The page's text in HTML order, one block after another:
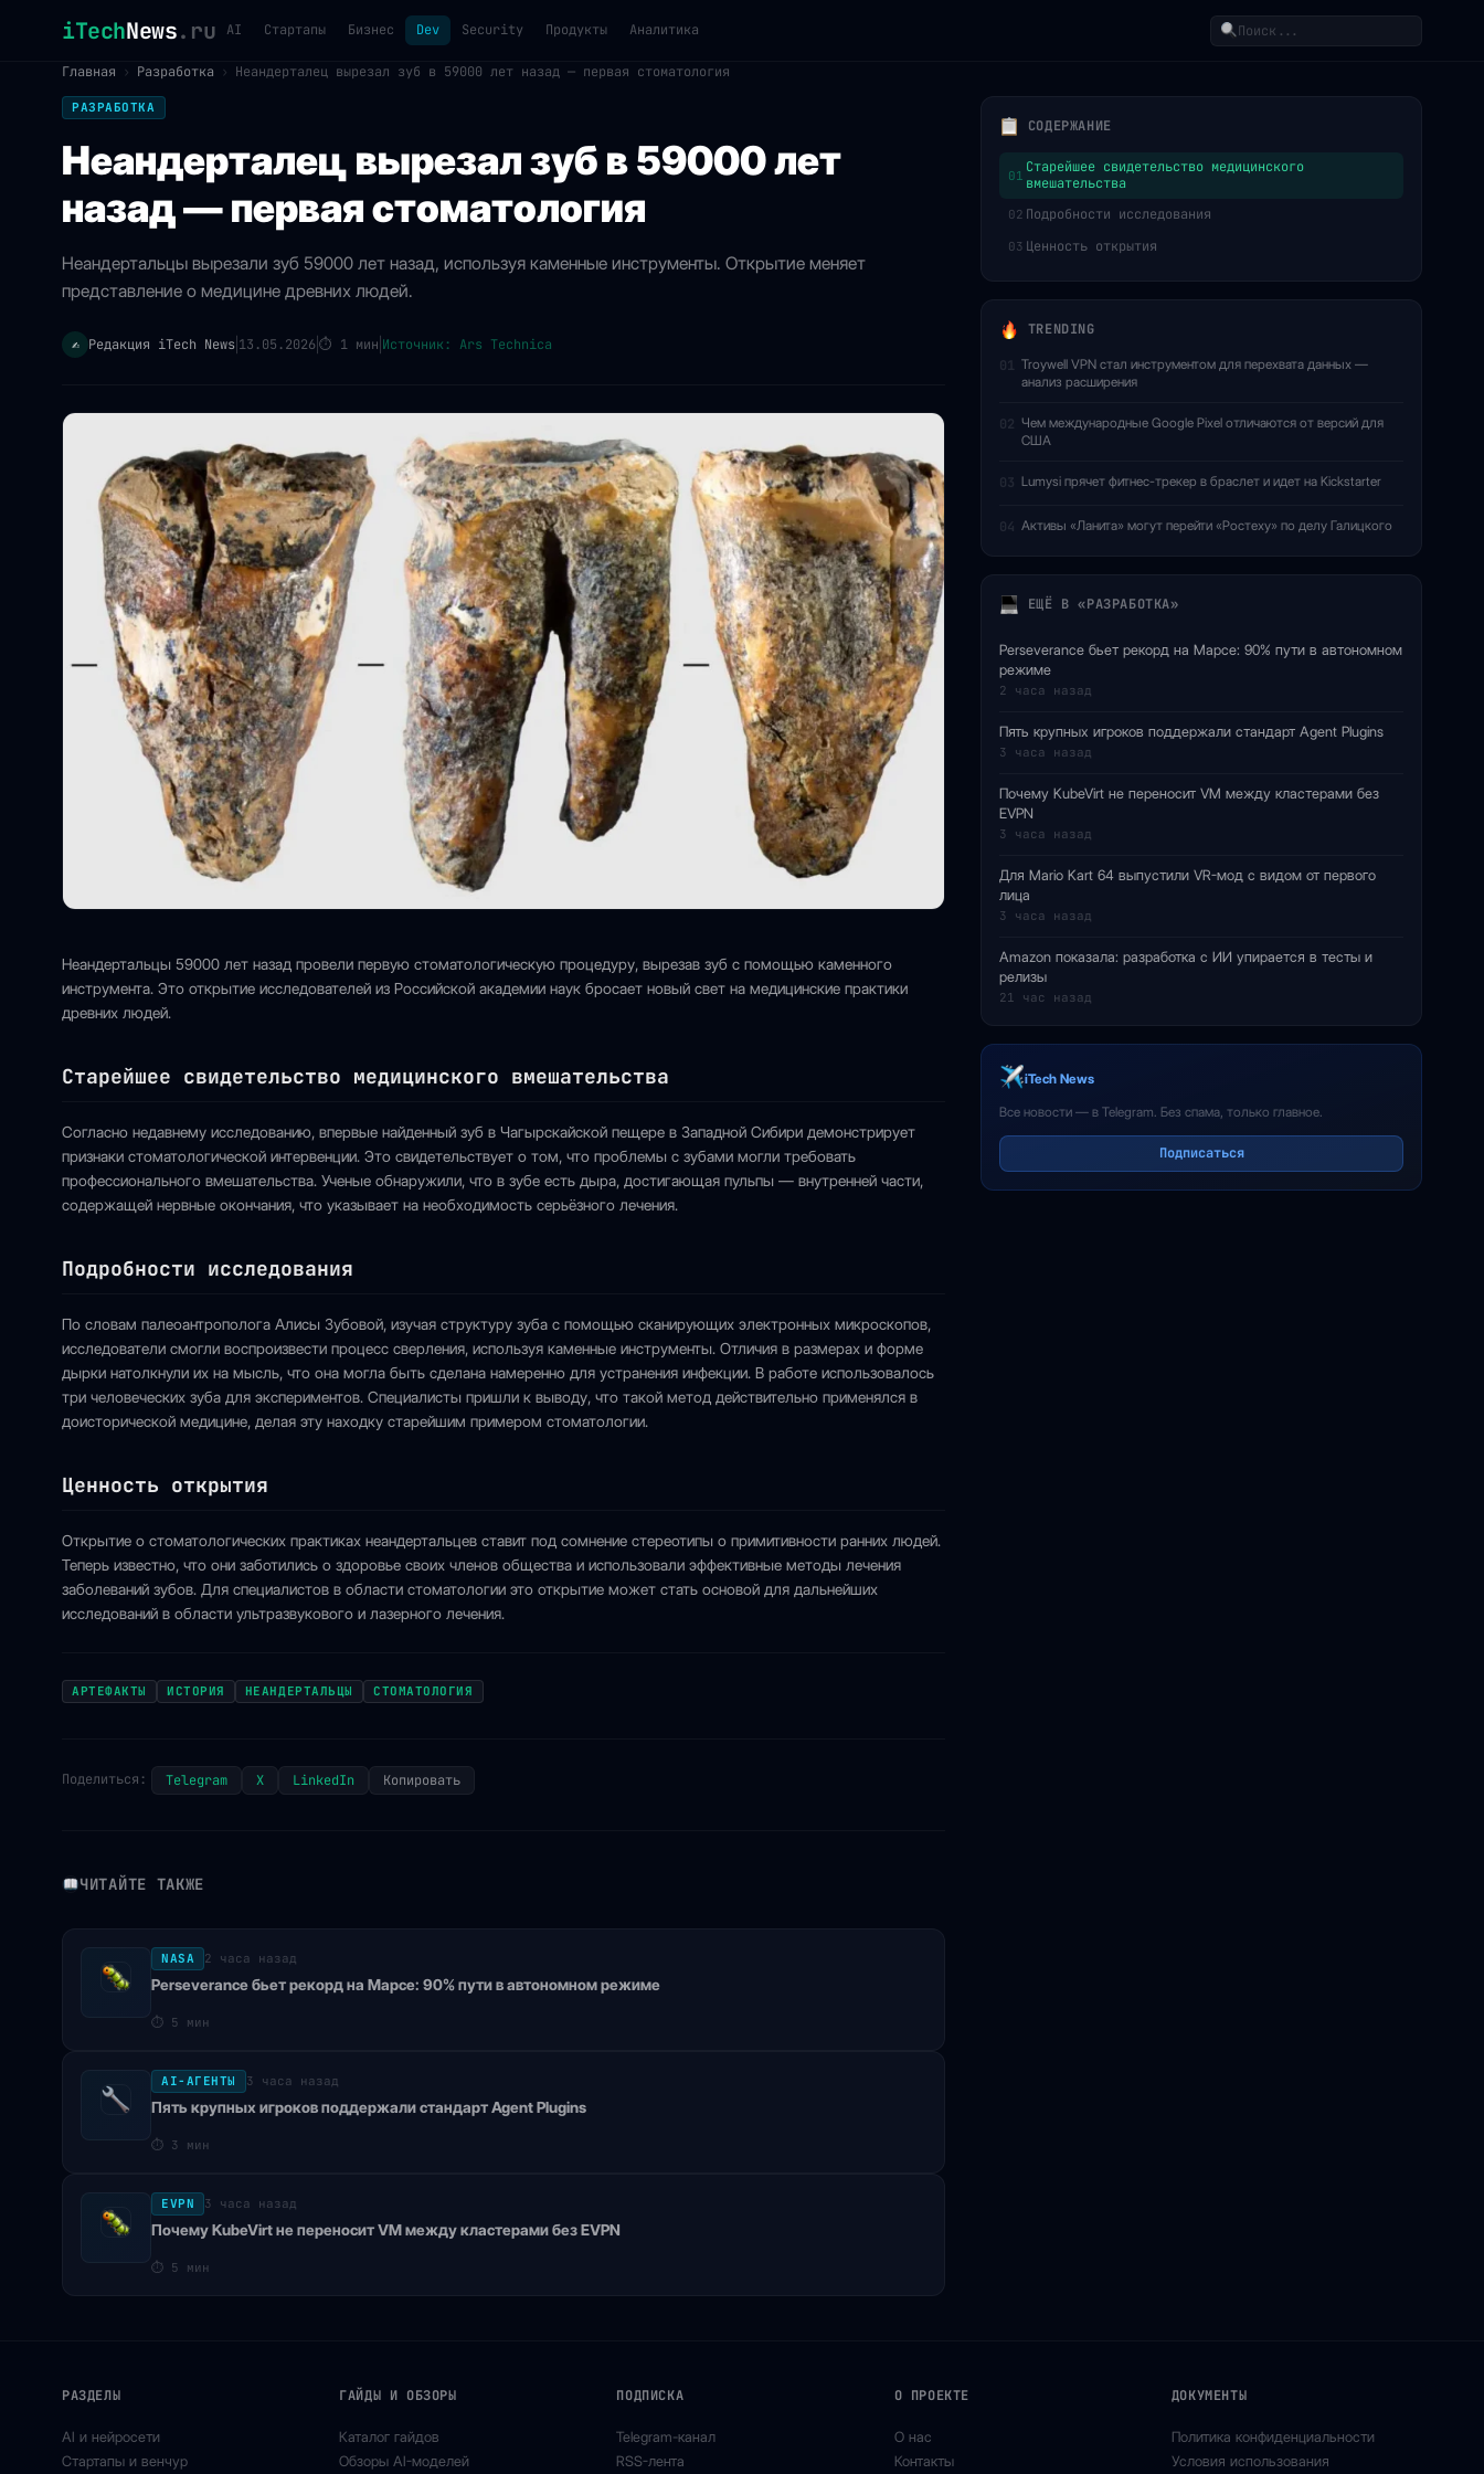
iTechNews.ru AI Стартапы Бизнес Dev Security Продукты Аналитика
Поиск
Главная
› Разработка › Неандерталец вырезал зуб в 59000 лет назад — первая стоматология
РАЗРАБОТКА
Неандерталец вырезал зуб в 59000 лет
назад — первая стоматология
Неандертальцы вырезали зуб 59000 лет назад, используя каменные инструменты. Открытие меняет
представление о медицине древних людей.
✍️ Редакция iTech News 13.05.2026⏱ 1 мин Источник: Ars Technica
Неандертальцы 59000 лет назад провели первую стоматологическую процедуру, вырезав зуб с помощью каменного
инструмента. Это открытие исследователей из Российской академии наук бросает новый свет на медицинские практики
древних людей.
Старейшее свидетельство медицинского вмешательства
Согласно недавнему исследованию, впервые найденный зуб в Чагырскайской пещере в Западной Сибири демонстрирует
признаки стоматологической интервенции. Это свидетельствует о том, что проблемы с зубами могли требовать
профессионального вмешательства. Ученые обнаружили, что в зубе есть дыра, достигающая пульпы — внутренней части,
содержащей нервные окончания, что указывает на необходимость серьёзного лечения.
Подробности исследования
По словам палеоантрополога Алисы Зубовой, изучая структуру зуба с помощью сканирующих электронных микроскопов,
исследователи смогли воспроизвести процесс сверления, используя каменные инструменты. Отличия в размерах и форме
дырки натолкнули их на мысль, что она могла быть сделана намеренно для устранения инфекции. В работе использовалось
три человеческих зуба для экспериментов. Специалисты пришли к выводу, что такой метод действительно применялся в
доисторической медицине, делая эту находку старейшим примером стоматологии.
Ценность открытия
Открытие о стоматологических практиках неандертальцев ставит под сомнение стереотипы о примитивности ранних людей.
Теперь известно, что они заботились о здоровье своих членов общества и использовали эффективные методы лечения
заболеваний зубов. Для специалистов в области стоматологии это открытие может стать основой для дальнейших
исследований в области ультразвукового и лазерного лечения.
АРТЕФАКТЫ ИСТОРИЯ НЕАНДЕРТАЛЬЦЫ СТОМАТОЛОГИЯ
Поделиться: Telegram X LinkedIn Копировать
ЧИТАЙТЕ ТАКЖЕ
NASA 2 часа назад
Perseverance бьет рекорд на Марсе: 90% пути в автономном режиме
⏱ 5 мин
AI-АГЕНТЫ 3 часа назад
Пять крупных игроков поддержали стандарт Agent Plugins
⏱ 3 мин
EVPN 3 часа назад
Почему KubeVirt не переносит VM между кластерами без EVPN
⏱ 5 мин
СОДЕРЖАНИЕ
01 Старейшее свидетельство медицинского
вмешательства
02 Подробности исследования
03 Ценность открытия
TRENDING
01 Troywell VPN стал инструментом для перехвата данных —
анализ расширения
02 Чем международные Google Pixel отличаются от версий для
США
03 Lumysi прячет фитнес-трекер в браслет и идет на Kickstarter
04 Активы «Ланита» могут перейти «Ростеху» по делу Галицкого
ЕЩЁ В «РАЗРАБОТКА»
Perseverance бьет рекорд на Марсе: 90% пути в автономном
режиме
2 часа назад
Пять крупных игроков поддержали стандарт Agent Plugins
3 часа назад
Почему KubeVirt не переносит VM между кластерами без
EVPN
3 часа назад
Для Mario Kart 64 выпустили VR-мод с видом от первого
лица
3 часа назад
Amazon показала: разработка с ИИ упирается в тесты и
релизы
21 час назад
iTech News
Все новости — в Telegram. Без спама, только главное.
Подписаться
РАЗДЕЛЫ
AI и нейросети
Стартапы и венчур
ГАЙДЫ И ОБЗОРЫ
Каталог гайдов
Обзоры AI-моделей
ПОДПИСКА
Telegram-канал
RSS-лента
О ПРОЕКТЕ
О нас
Контакты
ДОКУМЕНТЫ
Политика конфиденциальности
Условия использования